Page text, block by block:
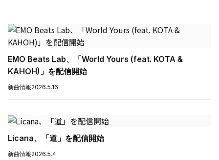
EMO Beats Lab、「World Yours (feat. KOTA &
KAHOH)」を配信開始
新曲情報2026.5.16
Licana、「道」を配信開始
新曲情報2026.5.4